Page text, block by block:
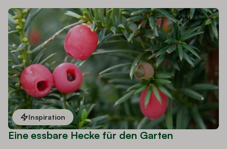
Inspiration
Eine essbare Hecke für den Garten